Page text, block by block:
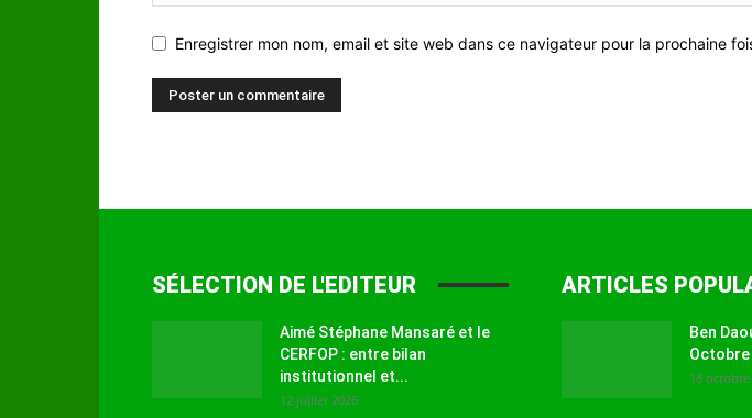
Enregistrer mon nom, email et site web dans ce navigateur pour la prochaine
SÉLECTION DE L'EDITEUR
Aimé Stéphane Mansaré et le
CERFOP : entre bilan
institutionnel et...
12 juillet 2026
ARTICLES
Ben
Octobre
18 octobre